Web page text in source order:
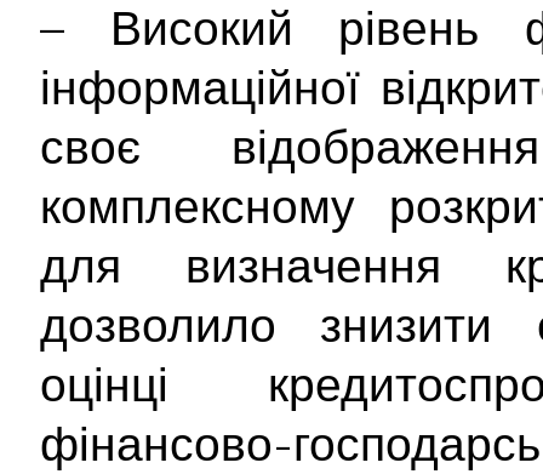
– Високий рівень
інформаційної
своє
комплексному
для визначення
дозволило знизити
оцінці
фінансово-